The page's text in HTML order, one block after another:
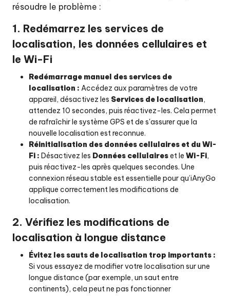
résoudre le problème :
1. Redémarrez les services de
localisation, les données cellulaires et
le Wi-Fi
Redémarrage manuel des services de
localisation : Accédez aux paramètres de votre
appareil, désactivez les Services de localisation,
attendez 10 secondes, puis réactivez-les. Cela permet
de rafraîchir le système GPS et de s'assurer que la
nouvelle localisation est reconnue.
Réinitialisation des données cellulaires et du Wi-
Fi : Désactivez les Données cellulaireset le Wi-Fi,
puis réactivez-les après quelques secondes. Une
connexion réseau stable est essentielle pour qu’iAnyGo
applique correctement les modifications de
localisation.
2. Vérifiez les modifications de
localisation à longue distance
Évitez les sauts de localisation trop importants :
Si vous essayez de modifier votre localisation sur une
longue distance (par exemple, un saut entre
continents), cela peut ne pas fonctionner